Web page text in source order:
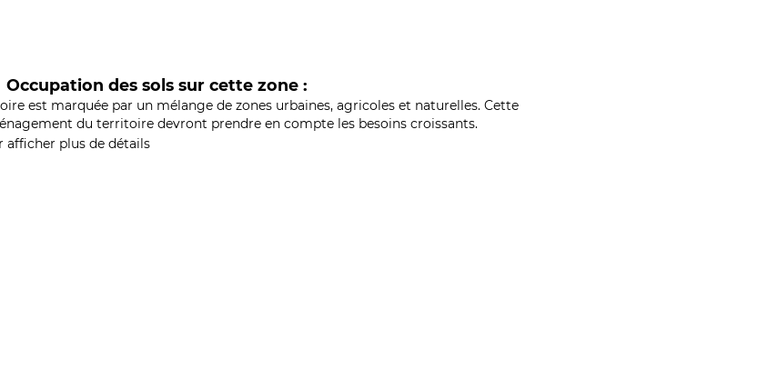
Occupation des sols sur cette zone :
est marquée par un mélange de zones urbaines, agricoles et naturelles. Cette
du territoire devront prendre en compte les besoins croissants.
afficher plus de détails